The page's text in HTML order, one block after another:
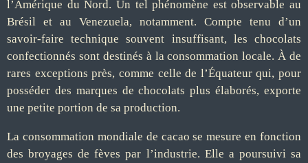
l’Amérique du Nord. Un tel phénomène est observable au
Brésil et au Venezuela, notamment. Compte tenu d’un
savoir-faire technique souvent insuffisant, les chocolats
confectionnés sont destinés à la consommation locale. À de
rares exceptions près, comme celle de l’Équateur qui, pour
posséder des marques de chocolats plus élaborés, exporte
une petite portion de sa production.
La consommation mondiale de cacao se mesure en fonction
des broyages de fèves par l’industrie. Elle a poursuivi sa